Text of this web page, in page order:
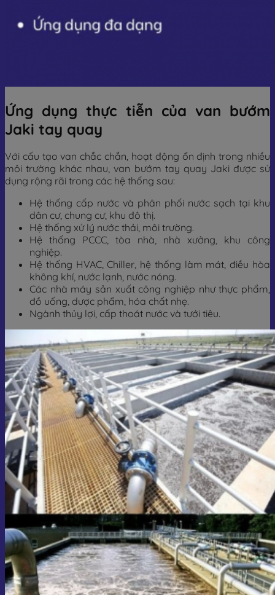
Ứng dụng thực tiễn của van bướm
Jaki tay quay
Với cấu tạo van chắc chắn, hoạt động ổn định trong nhiều
môi trường khác nhau, van bướm tay quay Jaki được sử
dụng rộng rãi trong các hệ thống sau:
Hệ thống cấp nước và phân phối nước sạch tại khu
dân cư, chung cư, khu đô thị.
Hệ thống xử lý nước thải, môi trường.
Hệ thống PCCC, tòa nhà, nhà xưởng, khu công
nghiệp.
Hệ thống HVAC, Chiller, hệ thống làm mát, điều hòa
không khí, nước lạnh, nước nóng.
Các nhà máy sản xuất công nghiệp như thực phẩm,
đồ uống, dược phẩm, hóa chất nhẹ.
Ngành thủy lợi, cấp thoát nước và tưới tiêu.